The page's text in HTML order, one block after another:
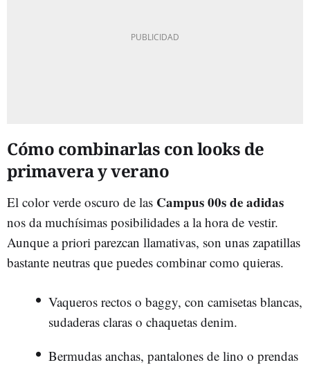
Cómo combinarlas con looks de
primavera y verano
El color verde oscuro de las Campus 00s de adidas
nos da muchísimas posibilidades a la hora de vestir.
Aunque a priori parezcan llamativas, son unas zapatillas
bastante neutras que puedes combinar como quieras.
Vaqueros rectos o baggy, con camisetas blancas,
sudaderas claras o chaquetas denim.
Bermudas anchas, pantalones de lino o prendas